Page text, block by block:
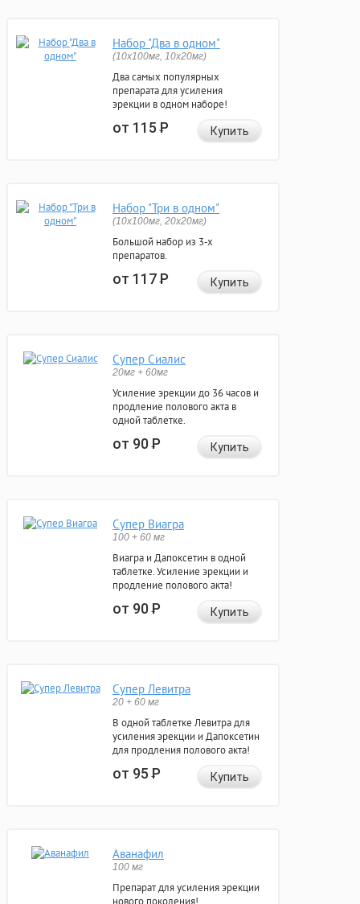
Набор "Два в одном"
(10x100мг, 10x20мг)
Два самых популярных
препарата для усиления
эрекции в одном наборе!
от 115Р Купить
Набор "Три в одном"
(10x100мг, 20x20мг)
Большой набор из 3-х
препаратов.
от 117Р Купить
Супер Сиалис
20мг + 60мг
Усиление эрекции до 36 часов и
продление полового акта в
одной таблетке.
от 90Р Купить
Супер Виагра
100 + 60 мг
Виагра и Дапоксетин в одной
таблетке. Усиление эрекции и
продление полового акта!
от 90Р Купить
Супер Левитра
20 + 60 мг
В одной таблетке Левитра для
усиления эрекции и Дапоксетин
для продления полового акта!
от 95Р Купить
Аванафил
100 мг
Препарат для усиления эрекции